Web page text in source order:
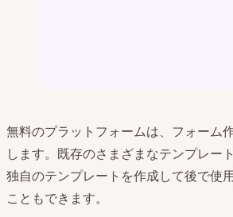
無料のプラットフォームは、フォーム
します。既存のさまざまなテンプレー
独自のテンプレートを作成して後で使
こともできます。